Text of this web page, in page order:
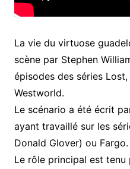
La vie du virtuose
scène par Stephen
épisodes des séries
Westworld.
Le scénario a été écrit
ayant travaillé sur les
Donald Glover) ou Fargo.
Le rôle principal est tenu